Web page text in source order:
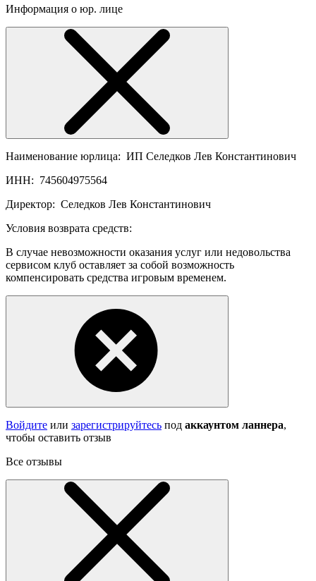
Информация о юр. лице
Наименование юрлица: ИП Селедков Лев Константинович
ИНН: 745604975564
Директор: Селедков Лев Константинович
Условия возврата средств:
В случае невозможности оказания услуг или недовольства
сервисом клуб оставляет за собой возможность
компенсировать средства игровым временем.
Войдите или зарегистрируйтесь под аккаунтом ланнера,
чтобы оставить отзыв
Все отзывы